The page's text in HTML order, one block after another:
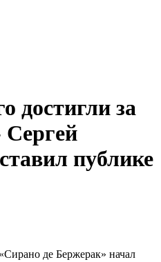
достигли за
Сергей
публике
де Бержерак» начал